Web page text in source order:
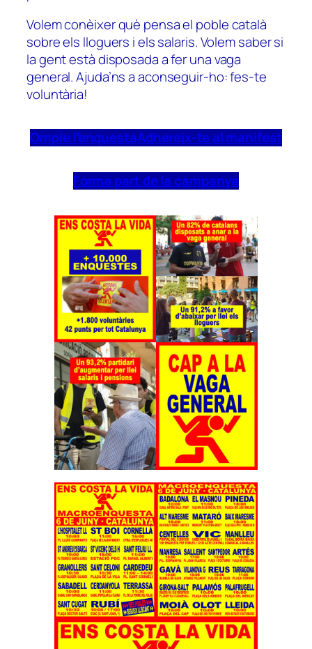
Volem conèixer què pensa el poble català
sobre els lloguers i els salaris. Volem saber si
la gent està disposada a fer una vaga
general. Ajuda’ns a aconseguir-ho: fes-te
voluntària!
Omple l’enquestaAdhereix-te al manifest
Forma part de la campanya